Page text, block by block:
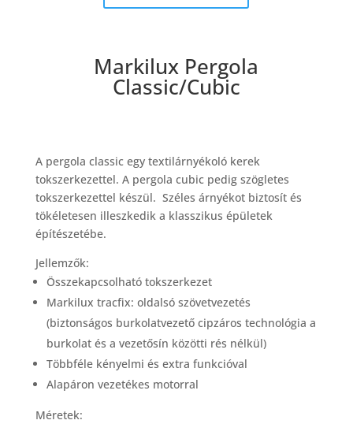
Markilux Pergola
Classic/Cubic
A pergola classic egy textilárnyékoló kerek
tokszerkezettel. A pergola cubic pedig szögletes
tokszerkezettel készül. Széles árnyékot biztosít és
tökéletesen illeszkedik a klasszikus épületek
építészetébe.
Jellemzők:
Összekapcsolható tokszerkezet
Markilux tracfix: oldalsó szövetvezetés
(biztonságos burkolatvezető cipzáros technológia a
burkolat és a vezetősín közötti rés nélkül)
Többféle kényelmi és extra funkcióval
Alapáron vezetékes motorral
Méretek: